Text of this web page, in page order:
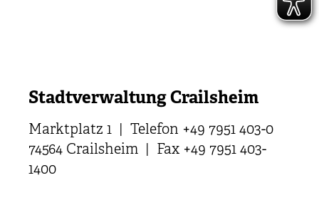
Stadtverwaltung Crailsheim
Marktplatz 1 | Telefon +49 7951 403-0
74564 Crailsheim | Fax +49 7951 403-
1400